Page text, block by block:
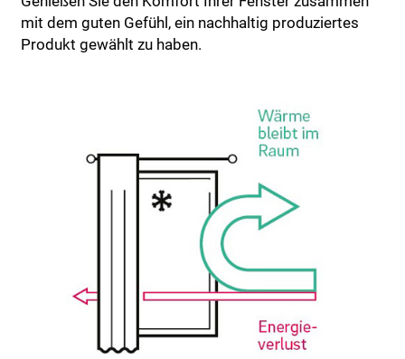
mit dem guten Gefühl, ein nachhaltig produziertes
Produkt gewählt zu haben.